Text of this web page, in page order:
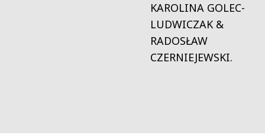
KAROLINA GOLEC-
LUDWICZAK &
RADOSŁAW
CZERNIEJEWSKI.